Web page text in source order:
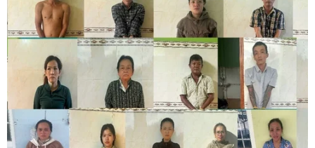
thác, các dự án còn lại đang được các nhà đầu tư vào
cuộc triển khai một cách tích cực.